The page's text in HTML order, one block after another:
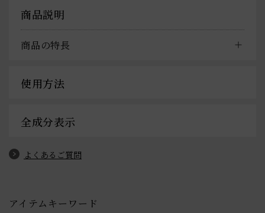
商品説明
商品の特長
使用方法
全成分表示
よくあるご質問
アイテムキーワード